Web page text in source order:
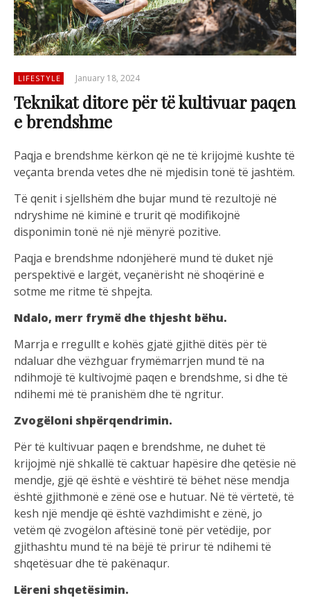
LIFESTYLE January 18, 2024
Teknikat ditore për të kultivuar paqen
e brendshme
Paqja e brendshme kërkon që ne të krijojmë kushte të
veçanta brenda vetes dhe në mjedisin tonë të jashtëm.
Të qenit i sjellshëm dhe bujar mund të rezultojë në
ndryshime në kiminë e trurit që modifikojnë
disponimin tonë në një mënyrë pozitive.
Paqja e brendshme ndonjëherë mund të duket një
perspektivë e largët, veçanërisht në shoqërinë e
sotme me ritme të shpejta.
Ndalo, merr frymë dhe thjesht bëhu.
Marrja e rregullt e kohës gjatë gjithë ditës për të
ndaluar dhe vëzhguar frymëmarrjen mund të na
ndihmojë të kultivojmë paqen e brendshme, si dhe të
ndihemi më të pranishëm dhe të ngritur.
Zvogëloni shpërqendrimin.
Për të kultivuar paqen e brendshme, ne duhet të
krijojmë një shkallë të caktuar hapësire dhe qetësie në
mendje, gjë që është e vështirë të bëhet nëse mendja
është gjithmonë e zënë ose e hutuar. Në të vërtetë, të
kesh një mendje që është vazhdimisht e zënë, jo
vetëm që zvogëlon aftësinë tonë për vetëdije, por
gjithashtu mund të na bëjë të prirur të ndihemi të
shqetësuar dhe të pakënaqur.
Lëreni shqetësimin.